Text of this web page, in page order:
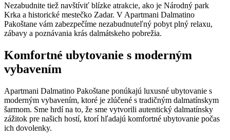
Nezabudnite tiež navštíviť blízke atrakcie, ako je Národný park
Krka a historické mestečko Zadar. V Apartmani Dalmatino
Pakoštane vám zabezpečíme nezabudnuteľný pobyt plný relaxu,
zábavy a poznávania krás dalmátskeho pobrežia.
Komfortné ubytovanie s moderným
vybavením
Apartmani Dalmatino Pakoštane ponúkajú luxusné ubytovanie s
moderným vybavením, ktoré je zlúčené s tradičným dalmatínskym
šarmom. Sme hrdí na to, že sme vytvorili autentický dalmatínsky
zážitok pre našich hostí, ktorí hľadajú komfortné ubytovanie počas
ich dovolenky.